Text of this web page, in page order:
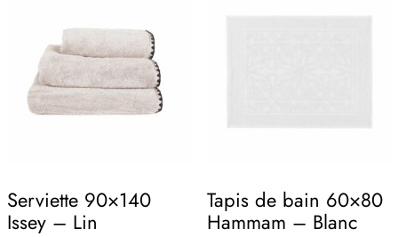
Serviette 90×140
Issey – Lin
Tapis de bain 60×80
Hammam – Blanc